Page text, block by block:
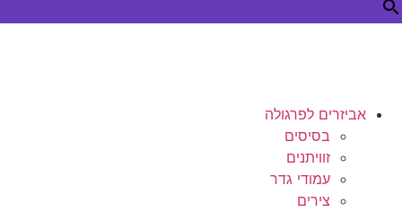
אביזרים לפרגולה
בסיסים
זוויתנים
עמודי גדר
צירים